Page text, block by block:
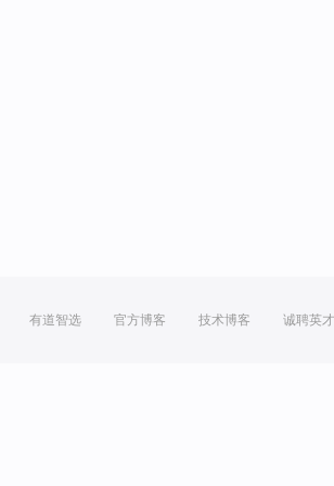
有道智选 官方博客 技术博客 诚聘英才